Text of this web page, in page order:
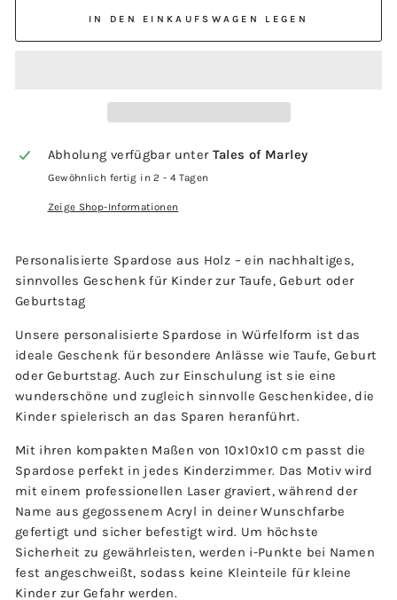
IN DEN EINKAUFSWAGEN LEGEN
Abholung verfügbar unter Tales of Marley
Gewöhnlich fertig in 2 - 4 Tagen
Zeige Shop-Informationen
Personalisierte Spardose aus Holz – ein nachhaltiges,
sinnvolles Geschenk für Kinder zur Taufe, Geburt oder
Geburtstag
Unsere personalisierte Spardose in Würfelform ist das
ideale Geschenk für besondere Anlässe wie Taufe, Geburt
oder Geburtstag. Auch zur Einschulung ist sie eine
wunderschöne und zugleich sinnvolle Geschenkidee, die
Kinder spielerisch an das Sparen heranführt.
Mit ihren kompakten Maßen von 10x10x10 cm passt die
Spardose perfekt in jedes Kinderzimmer. Das Motiv wird
mit einem professionellen Laser graviert, während der
Name aus gegossenem Acryl in deiner Wunschfarbe
gefertigt und sicher befestigt wird. Um höchste
Sicherheit zu gewährleisten, werden i-Punkte bei Namen
fest angeschweißt, sodass keine Kleinteile für kleine
Kinder zur Gefahr werden.